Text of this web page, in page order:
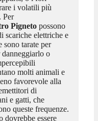
i volatili più
Per
Pignetopossono
scariche elettriche e
sono tarate per
danneggiarlo o
molti animali e
favorevole alla
di
e gatti, che
queste frequenze.
dovrebbe essere